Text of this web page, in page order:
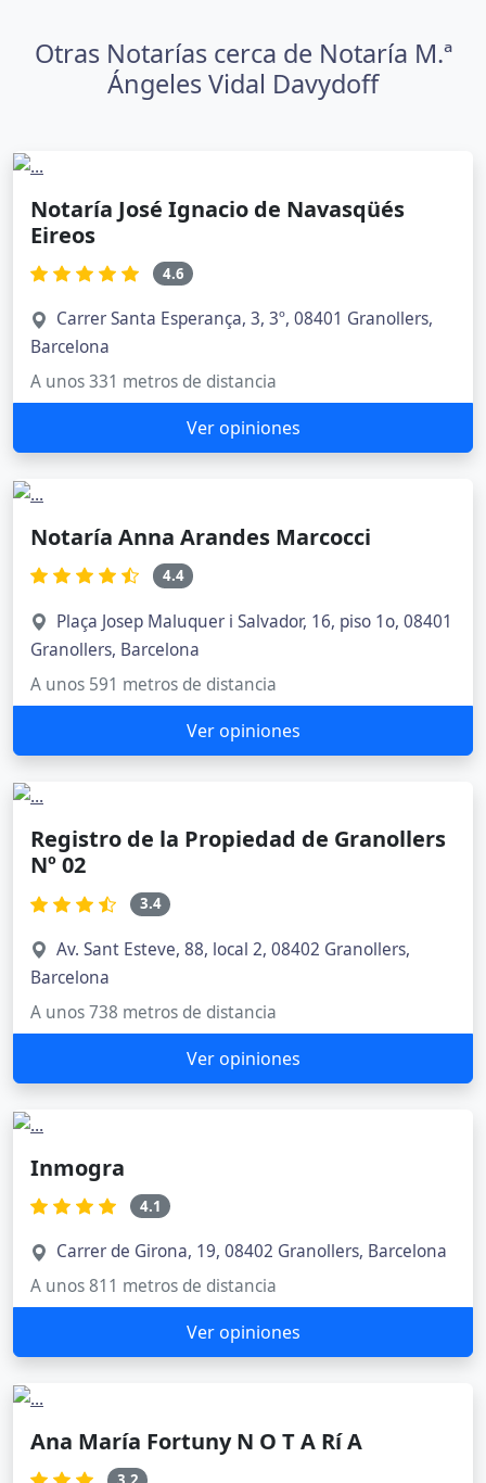
Otras Notarías cerca de Notaría M.ª
Ángeles Vidal Davydoff
Notaría José Ignacio de Navasqüés
Eireos
4.6
Carrer Santa Esperança, 3, 3º, 08401 Granollers,
Barcelona
A unos 331 metros de distancia
Ver opiniones
Notaría Anna Arandes Marcocci
4.4
Plaça Josep Maluquer i Salvador, 16, piso 1o, 08401
Granollers, Barcelona
A unos 591 metros de distancia
Ver opiniones
Registro de la Propiedad de Granollers
Nº 02
3.4
Av. Sant Esteve, 88, local 2, 08402 Granollers,
Barcelona
A unos 738 metros de distancia
Ver opiniones
Inmogra
4.1
Carrer de Girona, 19, 08402 Granollers, Barcelona
A unos 811 metros de distancia
Ver opiniones
Ana María Fortuny N O T A Rí A